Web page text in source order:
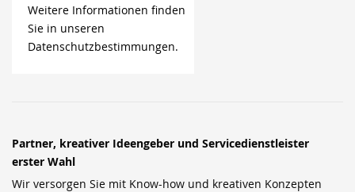
Weitere Informationen finden
Sie in unseren
Datenschutzbestimmungen.
Partner, kreativer Ideengeber und Servicedienstleister
erster Wahl
Wir versorgen Sie mit Know-how und kreativen Konzepten